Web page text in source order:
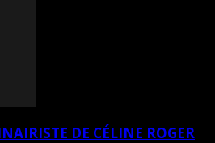
DE CÉLINE ROGER